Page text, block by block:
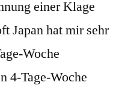
einer Klage
Japan hat mir sehr
Woche
4-Tage-Woche